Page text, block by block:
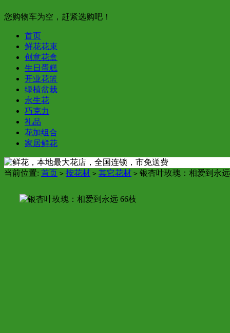
您购物车为空，赶紧选购吧！
首页
鲜花花束
创意花盒
生日蛋糕
开业花篮
绿植盆栽
永生花
巧克力
礼品
花加组合
家居鲜花
当前位置: 首页 > 按花材 > 其它花材 > 银杏叶玫瑰：相爱到永